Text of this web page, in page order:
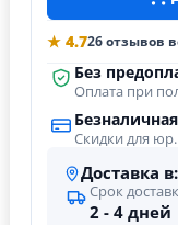
★ 4.726 отзывов
Без
Оплата при
Скидки для
Доставка в:
Срок
2 - 4 дней